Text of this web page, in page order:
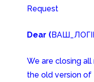
Request
Dear (
We are closing
the old version of